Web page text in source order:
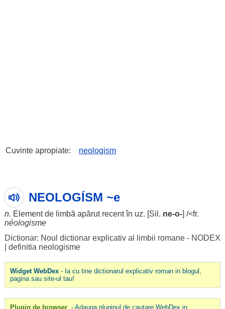
Cuvinte apropiate: neologism
NEOLOGÍSM ~e
n. Elementde limbă apărut recentîn uz. [Sil. ne-o-] /<fr.
néologisme
Dictionar: Noul dictionar explicativ al limbii romane - NODEX
definitia neologisme
Widget WebDex- Ia cu tine dictionarul explicativ roman in blogul,
pagina sau site-ul tau!
Plugin de browser - Adauga pluginul de cautare WebDex in